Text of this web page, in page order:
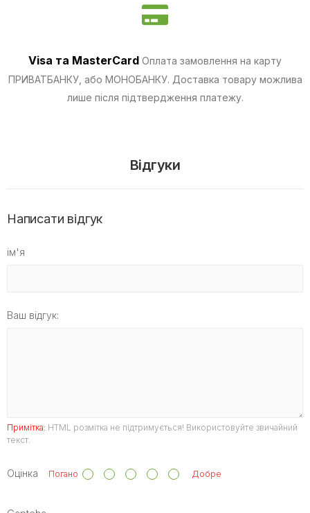
Visa та MasterCard Оплата замовлення на карту
ПРИВАТБАНКУ, або МОНОБАНКУ. Доставка товару можлива
лише після підтвердження платежу.
Відгуки
Написати відгук
ім'я
Ваш відгук:
Примітка: HTML розмітка не підтримується! Використовуйте звичайний
текст.
Оцінка Погано Добре